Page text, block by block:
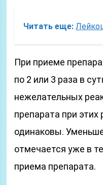
Читать еще:
При приеме
по 2 или 3 раза в
нежелательных
препарата при
одинаковы.
отмечается уже в
приема препарата.